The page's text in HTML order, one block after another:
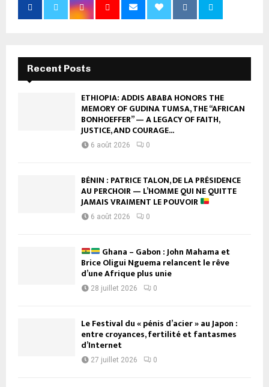
Recent Posts
ETHIOPIA: ADDIS ABABA HONORS THE
MEMORY OF GUDINA TUMSA, THE “AFRICAN
BONHOEFFER” — A LEGACY OF FAITH,
JUSTICE, AND COURAGE...
6 août 2026 0
BÉNIN : PATRICE TALON, DE LA PRÉSIDENCE
AU PERCHOIR — L’HOMME QUI NE QUITTE
JAMAIS VRAIMENT LE POUVOIR
6 août 2026 0
Ghana – Gabon : John Mahama et
Brice Oligui Nguema relancent le rêve
d’une Afrique plus unie
28 juillet 2026 0
Le Festival du « pénis d’acier » au Japon :
entre croyances, fertilité et fantasmes
d’Internet
27 juillet 2026 0